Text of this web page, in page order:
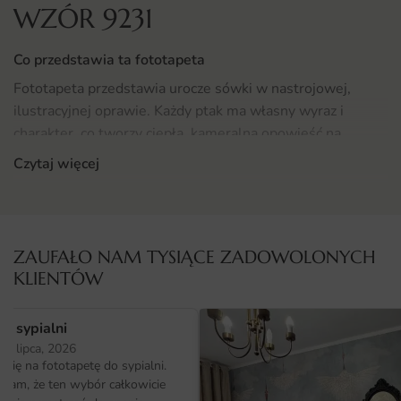
WZÓR 9231
Co przedstawia ta fototapeta
Fototapeta przedstawia urocze sówki w nastrojowej,
ilustracyjnej oprawie. Każdy ptak ma własny wyraz i
charakter, co tworzy ciepłą, kameralną opowieść na
ścianie.
bliska, jak i z większej odległości.
Gdzie sprawdzi się fototapeta Sówki
Fototapeta Sówki doskonale odnajdzie się w pokoju
malucha lub starszego dziecka, gdzie wprowadzi radosny
akcent i pobudzi wyobraźnię. Można ją zawiesić nad
Czytaj więcej
ZAUFAŁO NAM TYSIĄCE ZADOWOLONYCH
KLIENTÓW
sypialni
lipca, 2026
się na fototapetę do sypialni.
że ten wybór całkowicie